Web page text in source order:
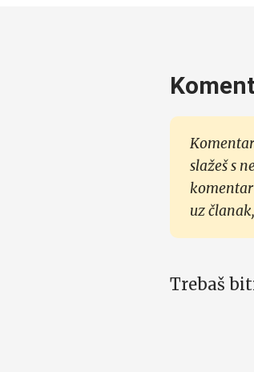
slažeš s
uz članak,
Trebaš